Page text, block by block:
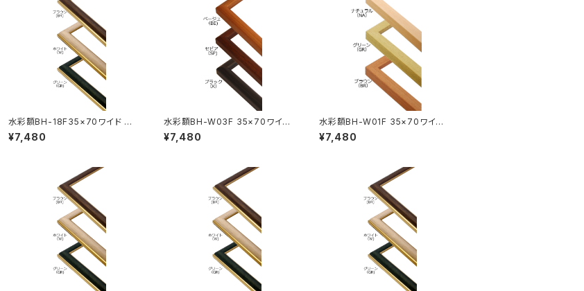
水彩額BH-18F35×70ワイド 35
0×700ミリ
¥7,480
水彩額BH-W03F 35×70ワイド
350×700ミリ
¥7,480
水彩額BH-W01F 35×70ワイド
350×700ミリ
¥7,480